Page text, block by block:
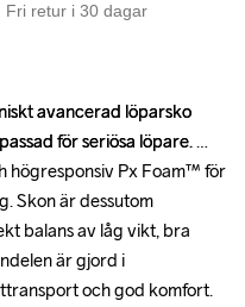
Fri retur i 30 dagar
avancerad löparsko
för seriösa löpare.
högresponsiv Px Foam™ för
Skon är dessutom
balans av låg vikt, bra
är gjord i
och god komfort.
avancerad löparsko
för seriösa löpare.
högresponsiv Px Foam™ för
Skon är dessutom
balans av låg vikt, bra
är gjord i
och god komfort.